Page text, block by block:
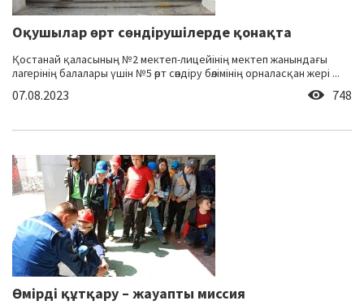
Оқушылар өрт сөндірушілерде қонақта
Қостанай қаласының №2 мектеп-лицейінің мектеп жанындағы
лагерінің балалары үшін №5 өрт сөндіру бөлімінің орналасқан жері ...
07.08.2023 748
Өмірді құтқару – жауапты миссия